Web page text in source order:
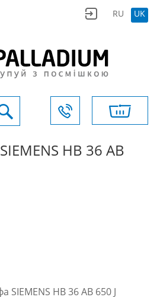
RU UK
SIEMENS HB 36 AB